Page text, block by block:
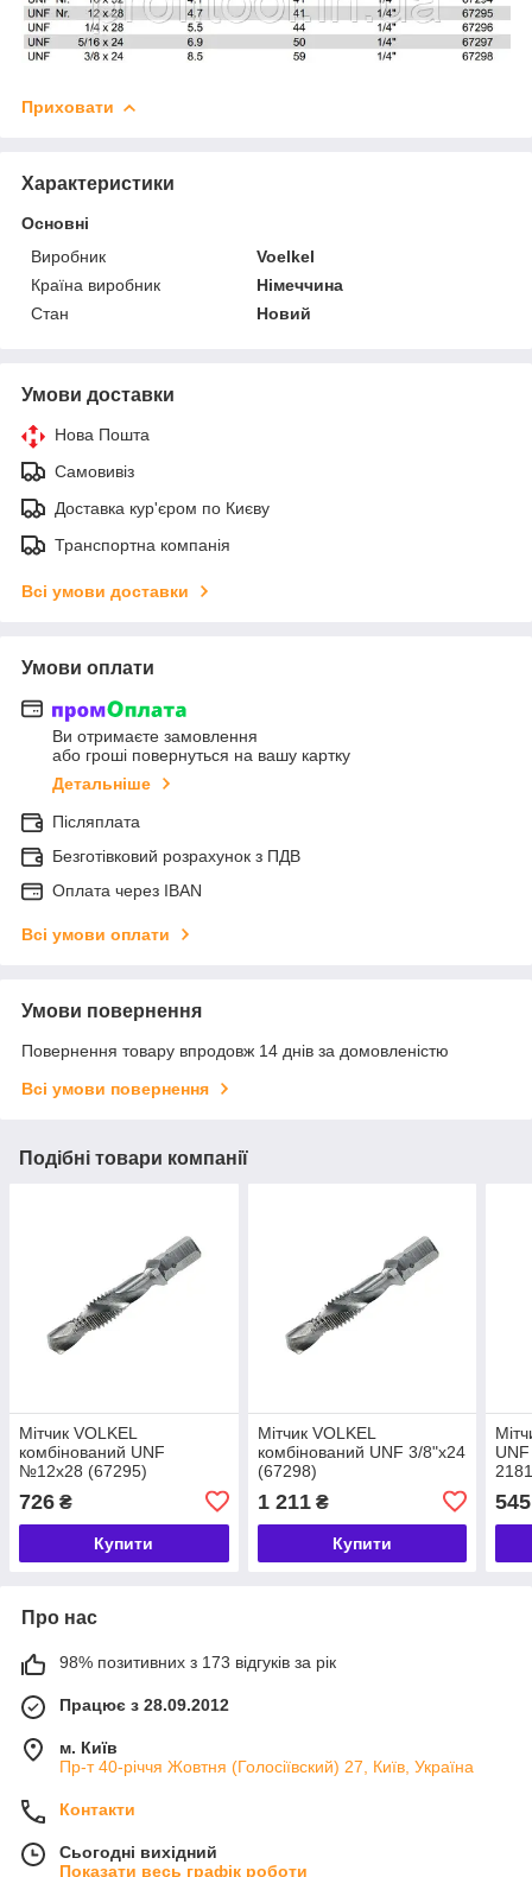
Приховати
Характеристики
Основні
Виробник
Voelkel
Країна виробник
Німеччина
Стан
Новий
Умови доставки
Нова Пошта
Самовивіз
Доставка кур'єром по Києву
Транспортна компанія
Всі умови доставки
Умови оплати
Ви отримаєте замовлення
або гроші повернуться на вашу картку
Детальніше
Післяплата
Безготівковий розрахунок з ПДВ
Оплата через IBAN
Всі умови оплати
Умови повернення
Повернення товару впродовж 14 днів за домовленістю
Всі умови повернення
Подібні товари компанії
Мітчик VOLKEL
комбінований UNF
№12x28 (67295)
726 ₴
Купити
Мітчик VOLKEL
комбінований UNF 3/8"x24
(67298)
1 211₴
Купити
та
545
Про нас
98% позитивних з 173 відгуків за рік
Працює з 28.09.2012
м. Київ
Пр-т 40-річчя Жовтня (Голосіївский) 27, Київ, Україна
Контакти
Сьогодні вихідний
Показати весь графік роботи